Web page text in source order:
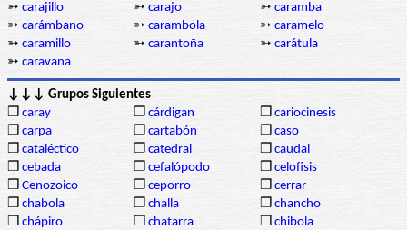
➳ carajillo ➳ carajo ➳ caramba
➳ carámbano ➳ carambola ➳ caramelo
➳ caramillo ➳ carantoña ➳ carátula
➳ caravana
↓↓↓ Grupos Siguientes
❒ caray ❒ cárdigan ❒ cariocinesis
❒ carpa ❒ cartabón ❒ caso
❒ cataléctico ❒ catedral ❒ caudal
❒ cebada ❒ cefalópodo ❒ celofisis
❒ Cenozoico ❒ ceporro ❒ cerrar
❒ chabola ❒ challa ❒ chancho
❒ chápiro ❒ chatarra ❒ chibola